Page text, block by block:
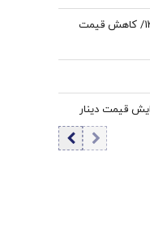
قیمت دلار، یورو و پوند امروز شنبه ۱۷ مرداد 1405/ کاهش قیمت